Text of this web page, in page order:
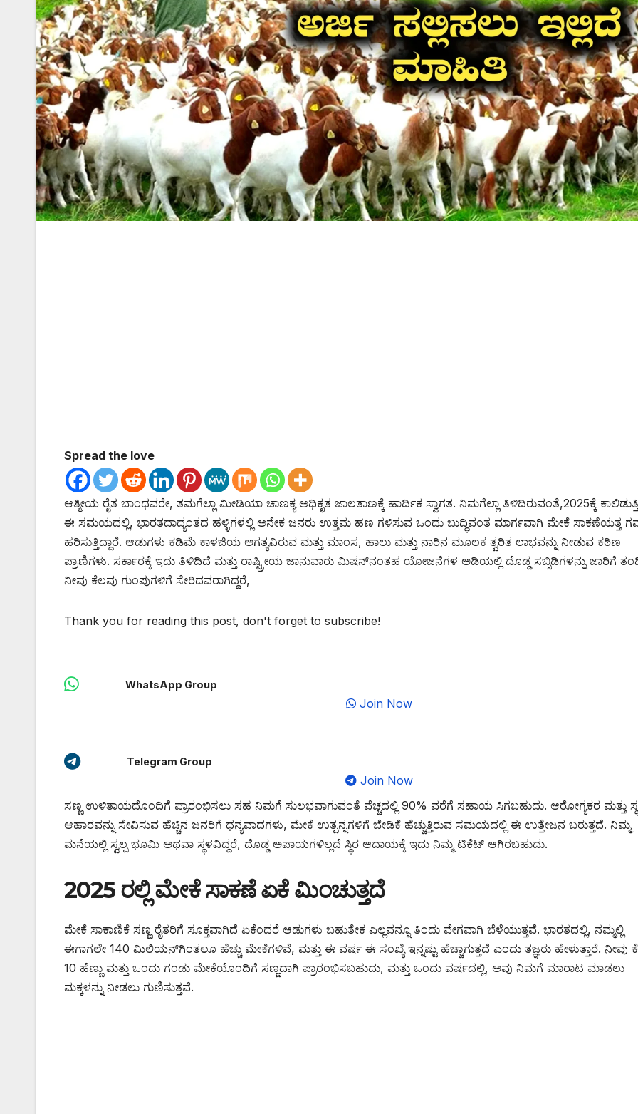
Spread the love
ಆತ್ಮೀಯ ರೈತ ಬಾಂಧವರೇ, ತಮಗೆಲ್ಲಾ ಮೀಡಿಯಾ ಚಾಣಕ್ಯ ಅಧಿಕೃತ ಜಾಲತಾಣಕ್ಕೆ ಹಾರ್ದಿಕ ಸ್ವಾಗತ. ನಿಮಗೆಲ್ಲಾ ತಿಳಿದಿರುವಂತೆ,2025ಕ್ಕೆ
ಈ ಸಮಯದಲ್ಲಿ, ಭಾರತದಾದ್ಯಂತದ ಹಳ್ಳಿಗಳಲ್ಲಿ ಅನೇಕ ಜನರು ಉತ್ತಮ ಹಣ ಗಳಿಸುವ ಒಂದು ಬುದ್ಧಿವಂತ ಮಾರ್ಗವಾಗಿ ಮೇಕೆ ಸಾಕಣೆಯತ್ತ
ಹರಿಸುತ್ತಿದ್ದಾರೆ. ಆಡುಗಳು ಕಡಿಮೆ ಕಾಳಜಿಯ ಅಗತ್ಯವಿರುವ ಮತ್ತು ಮಾಂಸ, ಹಾಲು ಮತ್ತು ನಾರಿನ ಮೂಲಕ ತ್ವರಿತ ಲಾಭವನ್ನು ನೀಡುವ ಕಠಿಣ
ಪ್ರಾಣಿಗಳು. ಸರ್ಕಾರಕ್ಕೆ ಇದು ತಿಳಿದಿದೆ ಮತ್ತು ರಾಷ್ಟ್ರೀಯ ಜಾನುವಾರು ಮಿಷನ್‌ನಂತಹ ಯೋಜನೆಗಳ ಅಡಿಯಲ್ಲಿ ದೊಡ್ಡ ಸಬ್ಸಿಡಿಗಳನ್ನು ಜಾರಿಗೆ
ನೀವು ಕೆಲವು ಗುಂಪುಗಳಿಗೆ ಸೇರಿದವರಾಗಿದ್ದರೆ,
Thank you for reading this post, don't forget to subscribe!
WhatsApp Group
Join Now
Telegram Group
Join Now
ಸಣ್ಣ ಉಳಿತಾಯದೊಂದಿಗೆ ಪ್ರಾರಂಭಿಸಲು ಸಹ ನಿಮಗೆ ಸುಲಭವಾಗುವಂತೆ ವೆಚ್ಚದಲ್ಲಿ 90% ವರೆಗೆ ಸಹಾಯ ಸಿಗಬಹುದು. ಆರೋಗ್ಯಕರ ಮತ್ತು
ಆಹಾರವನ್ನು ಸೇವಿಸುವ ಹೆಚ್ಚಿನ ಜನರಿಗೆ ಧನ್ಯವಾದಗಳು, ಮೇಕೆ ಉತ್ಪನ್ನಗಳಿಗೆ ಬೇಡಿಕೆ ಹೆಚ್ಚುತ್ತಿರುವ ಸಮಯದಲ್ಲಿ ಈ ಉತ್ತೇಜನ ಬರುತ್ತದೆ. ನಿಮ್ಮ
ಮನೆಯಲ್ಲಿ ಸ್ವಲ್ಪ ಭೂಮಿ ಅಥವಾ ಸ್ಥಳವಿದ್ದರೆ, ದೊಡ್ಡ ಅಪಾಯಗಳಿಲ್ಲದೆ ಸ್ಥಿರ ಆದಾಯಕ್ಕೆ ಇದು ನಿಮ್ಮ ಟಿಕೆಟ್ ಆಗಿರಬಹುದು.
2025 ರಲ್ಲಿ ಮೇಕೆ ಸಾಕಣೆ ಏಕೆ ಮಿಂಚುತ್ತದೆ
ಮೇಕೆ ಸಾಕಾಣಿಕೆ ಸಣ್ಣ ರೈತರಿಗೆ ಸೂಕ್ತವಾಗಿದೆ ಏಕೆಂದರೆ ಆಡುಗಳು ಬಹುತೇಕ ಎಲ್ಲವನ್ನೂ ತಿಂದು ವೇಗವಾಗಿ ಬೆಳೆಯುತ್ತವೆ. ಭಾರತದಲ್ಲಿ, ನಮ್ಮಲ್ಲಿ
ಈಗಾಗಲೇ 140 ಮಿಲಿಯನ್‌ಗಿಂತಲೂ ಹೆಚ್ಚು ಮೇಕೆಗಳಿವೆ, ಮತ್ತು ಈ ವರ್ಷ ಈ ಸಂಖ್ಯೆ ಇನ್ನಷ್ಟು ಹೆಚ್ಚಾಗುತ್ತದೆ ಎಂದು ತಜ್ಞರು ಹೇಳುತ್ತಾರೆ. ನೀವು
10 ಹೆಣ್ಣು ಮತ್ತು ಒಂದು ಗಂಡು ಮೇಕೆಯೊಂದಿಗೆ ಸಣ್ಣದಾಗಿ ಪ್ರಾರಂಭಿಸಬಹುದು, ಮತ್ತು ಒಂದು ವರ್ಷದಲ್ಲಿ, ಅವು ನಿಮಗೆ ಮಾರಾಟ ಮಾಡಲು
ಮಕ್ಕಳನ್ನು ನೀಡಲು ಗುಣಿಸುತ್ತವೆ.